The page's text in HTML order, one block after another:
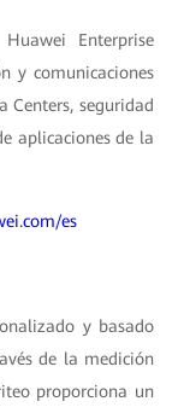
Enterprise
y comunicaciones
Centers, seguridad
aplicaciones de la
es
y basado
de la medición
proporciona un